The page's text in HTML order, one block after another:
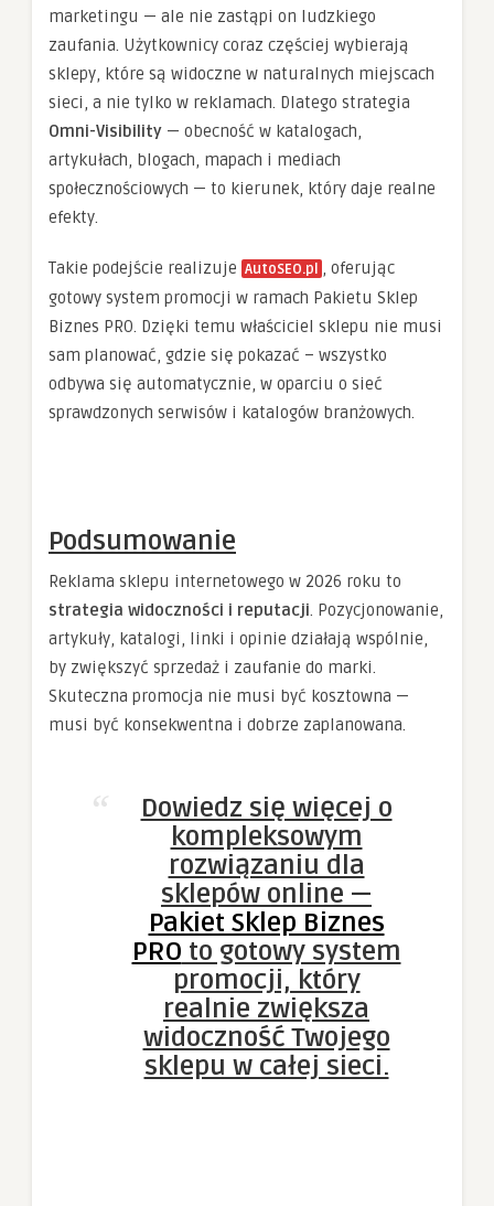
marketingu — ale nie zastąpi on ludzkiego
zaufania. Użytkownicy coraz częściej wybierają
sklepy, które są widoczne w naturalnych miejscach
sieci, a nie tylko w reklamach. Dlatego strategia
Omni-Visibility — obecność w katalogach,
artykułach, blogach, mapach i mediach
społecznościowych — to kierunek, który daje realne
efekty.
Takie podejście realizuje AutoSEO.pl , oferując
gotowy system promocji w ramach Pakietu Sklep
Biznes PRO. Dzięki temu właściciel sklepu nie musi
sam planować, gdzie się pokazać – wszystko
odbywa się automatycznie, w oparciu o sieć
sprawdzonych serwisów i katalogów branżowych.
Podsumowanie
Reklama sklepu internetowego w 2026 roku to
strategia widoczności i reputacji. Pozycjonowanie,
artykuły, katalogi, linki i opinie działają wspólnie,
by zwiększyć sprzedaż i zaufanie do marki.
Skuteczna promocja nie musi być kosztowna —
musi być konsekwentna i dobrze zaplanowana.
Dowiedz się więcej o
kompleksowym
rozwiązaniu dla
sklepów online —
Pakiet Sklep Biznes
PRO to gotowy system
promocji, który
realnie zwiększa
widoczność Twojego
sklepu w całej sieci.